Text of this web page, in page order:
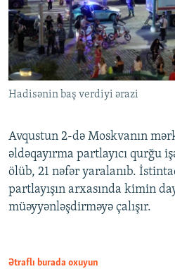
Hadisənin baş verdiyi ərazi
Avqustun 2-də Moskvanın
əldəqayırma partlayıcı qurğu
ölüb, 21 nəfər yaralanıb.
partlayışın arxasında kimin
müəyyənləşdirməyə çalışır.
Ətraflı burada oxuyun